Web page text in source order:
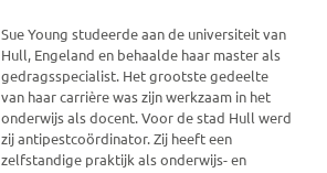
Sue Young studeerde aan de universiteit van
Hull, Engeland en behaalde haar master als
gedragsspecialist. Het grootste gedeelte
van haar carrière was zijn werkzaam in het
onderwijs als docent. Voor de stad Hull werd
zij antipestcoördinator. Zij heeft een
zelfstandige praktijk als onderwijs- en